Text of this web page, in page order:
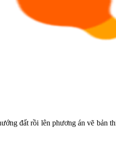
đất rồi lên phương án vẽ bản